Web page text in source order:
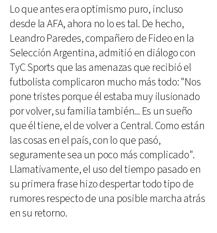
Lo que antes era optimismo puro, incluso
desde la AFA, ahora no lo es tal. De hecho,
Leandro Paredes, compañero de Fideo en la
Selección Argentina, admitió en diálogo con
TyC Sports que las amenazas que recibió el
futbolista complicaron mucho más todo: "Nos
pone tristes porque él estaba muy ilusionado
por volver, su familia también... Es un sueño
que él tiene, el de volver a Central. Como están
las cosas en el país, con lo que pasó,
seguramente sea un poco más complicado".
Llamativamente, el uso del tiempo pasado en
su primera frase hizo despertar todo tipo de
rumores respecto de una posible marcha atrás
en su retorno.